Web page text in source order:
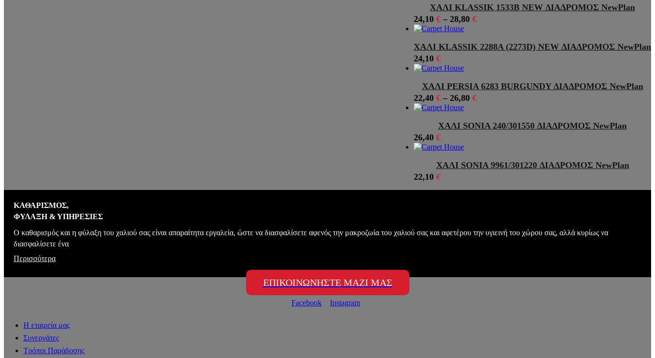
ΧΑΛΙ KLASSIK 1533B NEW ΔΙΑΔΡΟΜΟΣ NewPlan
24,10 € – 28,80 €
ΧΑΛΙ KLASSIK 2288Α (2273D) NEW ΔΙΑΔΡΟΜΟΣ NewPlan
24,10 €
ΧΑΛΙ PERSIA 6283 BURGUNDY ΔΙΑΔΡΟΜΟΣ NewPlan
22,40 € – 26,80 €
ΧΑΛΙ SONIA 240/301550 ΔΙΑΔΡΟΜΟΣ NewPlan
26,40 €
ΧΑΛΙ SONIA 9961/301220 ΔΙΑΔΡΟΜΟΣ NewPlan
22,10 €
ΚΑΘΑΡΙΣΜΟΣ,
ΦΥΛΑΞΗ & ΥΠΗΡΕΣΙΕΣ
Ο καθαρισμός και η φύλαξη του χαλιού σας είναι απαραίτητα εργαλεία, ώστε να διασφαλίσετε αφενός την μακροζωία του χαλιού σας και αφετέρου την υγιεινή του χώρου σας, αλλά κυρίως να
διασφαλίσετε ένα
Περισσότερα
ΕΠΙΚΟΙΝΩΝΗΣΤΕ ΜΑΖΙ ΜΑΣ
Facebook Instagram
Η εταιρεία μας
Συνεργάτες
Τρόποι Παράδοσης